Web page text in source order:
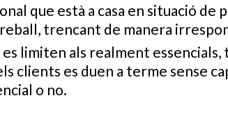
que està a casa en situació
trencant de manera
limiten als realment
clients es duen a terme sense
o no.